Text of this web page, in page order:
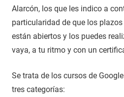
Alarcón, los que les indico a
particularidad de que los
están abiertos y los puedes
vaya, a tu ritmo y con un
Se trata de los cursos de
tres categorías: